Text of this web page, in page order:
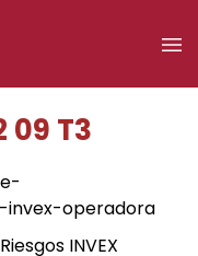
T3
operadora
INVEX